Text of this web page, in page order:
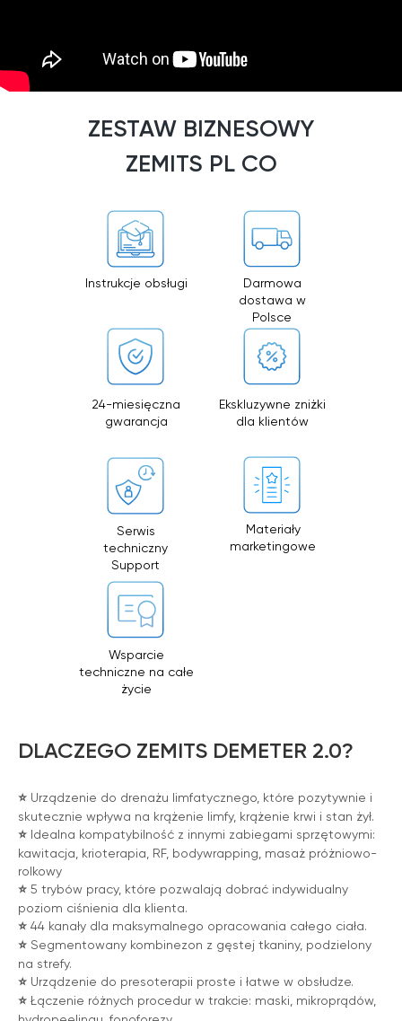
ZESTAW BIZNESOWY
ZEMITS PL CO
Instrukcje obsługi
Darmowa
dostawa w
Polsce
Materiały
marketingowe
24-miesięczna
gwarancja
Ekskluzywne zniżki
dla klientów
Serwis
techniczny
Support
Wsparcie
techniczne na całe
życie
DLACZEGO ZEMITS DEMETER 2.0?
⭐️ Urządzenie do drenażu limfatycznego, które pozytywnie i
skutecznie wpływa na krążenie limfy, krążenie krwi i stan żył.
⭐️ Idealna kompatybilność z innymi zabiegami sprzętowymi:
kawitacja, krioterapia, RF, bodywrapping, masaż próżniowo-
rolkowy
⭐️ 5 trybów pracy, które pozwalają dobrać indywidualny
poziom ciśnienia dla klienta.
⭐️ 44 kanały dla maksymalnego opracowania całego ciała.
⭐️ Segmentowany kombinezon z gęstej tkaniny, podzielony
na strefy.
⭐️ Urządzenie do presoterapii proste i łatwe w obsłudze.
⭐️ Łączenie różnych procedur w trakcie: maski, mikroprądów,